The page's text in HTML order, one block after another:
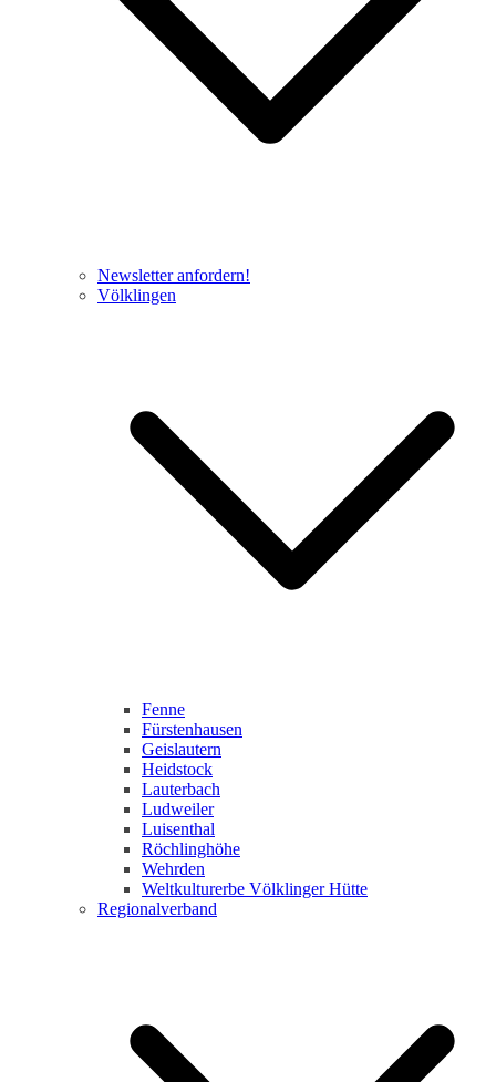
Newsletter anfordern!
Völklingen
Fenne
Fürstenhausen
Geislautern
Heidstock
Lauterbach
Ludweiler
Luisenthal
Röchlinghöhe
Wehrden
Weltkulturerbe Völklinger Hütte
Regionalverband